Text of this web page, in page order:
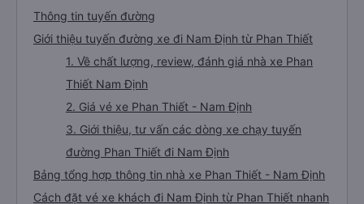
Thông tin tuyến đường
Giới thiệu tuyến đường xe đi Nam Định từ Phan Thiết
1. Về chất lượng, review, đánh giá nhà xe Phan
Thiết Nam Định
2. Giá vé xe Phan Thiết - Nam Định
3. Giới thiệu, tư vấn các dòng xe chạy tuyến
đường Phan Thiết đi Nam Định
Bảng tổng hợp thông tin nhà xe Phan Thiết - Nam Định
Cách đặt vé xe khách đi Nam Định từ Phan Thiết nhanh